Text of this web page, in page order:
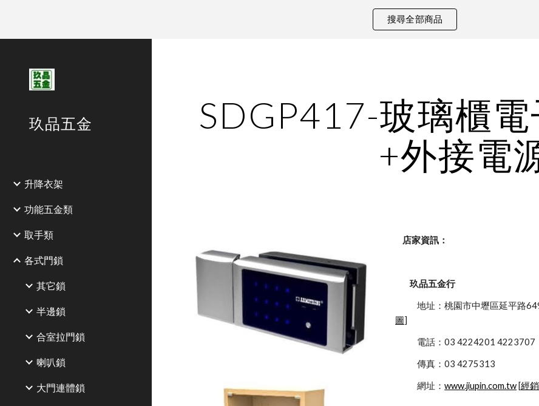
搜尋全部商品
玖品五金
升降衣架
功能五金類
取手類
各式門鎖
其它鎖
半邊鎖
合室拉門鎖
喇叭鎖
大門連體鎖
SDGP417-玻璃櫃
+外接電
    店家資訊：
玖品五金行
地址：桃園市中壢區延平路
圖]
            電話：03 4224201 4223707
            傳真：03 4275313
            網址：
www.jiupin.com.tw [經